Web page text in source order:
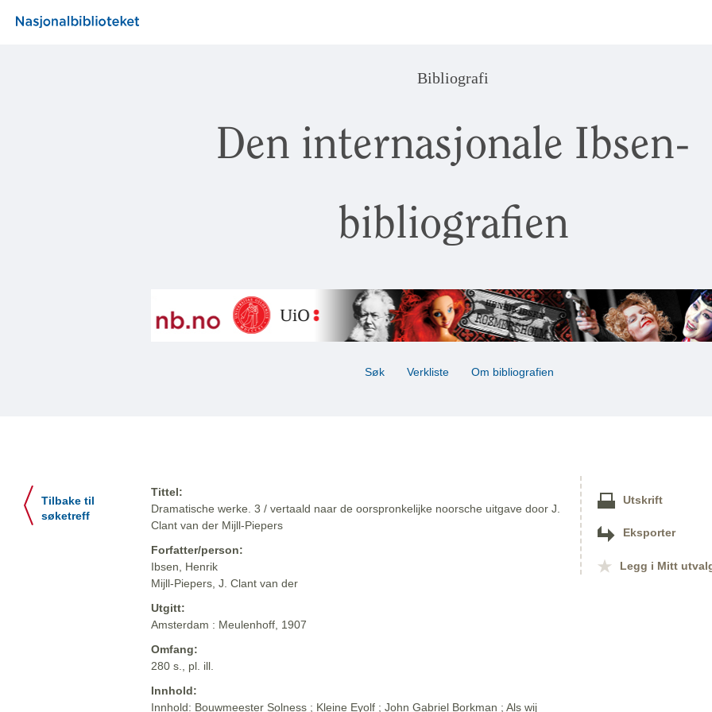
Bibliografi
Den internasjonale Ibsen-
bibliografien
Søk Verkliste Om bibliografien
Tilbake til
søketreff
Tittel:
Dramatische werke. 3 / vertaald naar de oorspronkelijke noorsche uitgave door J.
Clant van der Mijll-Piepers
Forfatter/person:
Ibsen, Henrik
Mijll-Piepers, J. Clant van der
Utgitt:
Amsterdam : Meulenhoff, 1907
Omfang:
280 s., pl. ill.
Innhold:
Innhold: Bouwmeester Solness ; Kleine Eyolf ; John Gabriel Borkman ; Als wij
Utskrift
Eksporter
Legg i Mitt